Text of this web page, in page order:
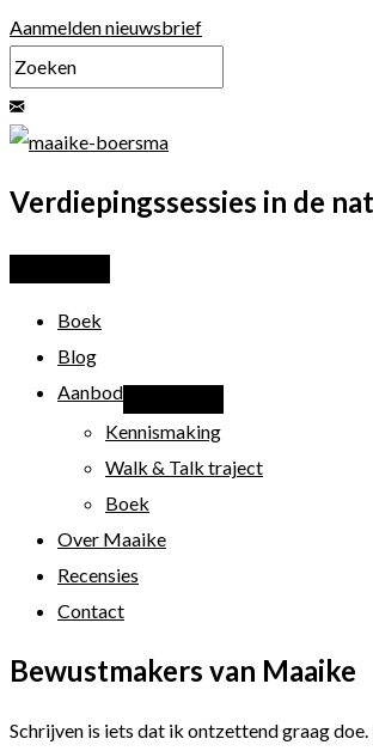
Ga
naar
de
inhoud
Aanmelden nieuwsbrief
Verdiepingssessies in de
Boek
Blog
Aanbod
Kennismaking
Walk & Talk traject
Boek
Over Maaike
Recensies
Contact
Bewustmakers van Maaike
Schrijven is iets dat ik ontzettend graag